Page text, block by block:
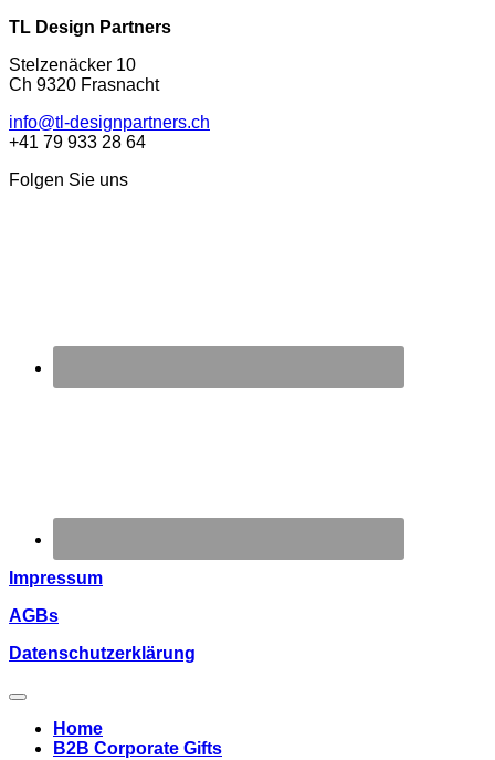
TL Design Partners
Stelzenäcker 10
Ch 9320 Frasnacht
info@tl-designpartners.ch
+41 79 933 28 64
Folgen Sie uns
Impressum
AGBs
Datenschutzerklärung
Home
B2B Corporate Gifts